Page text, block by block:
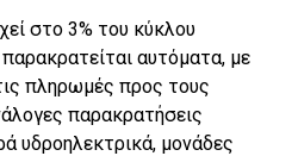
στο 3% του κύκλου
αυτόματα, με
πληρωμές προς τους
παρακρατήσεις
υδροηλεκτρικά, μονάδες